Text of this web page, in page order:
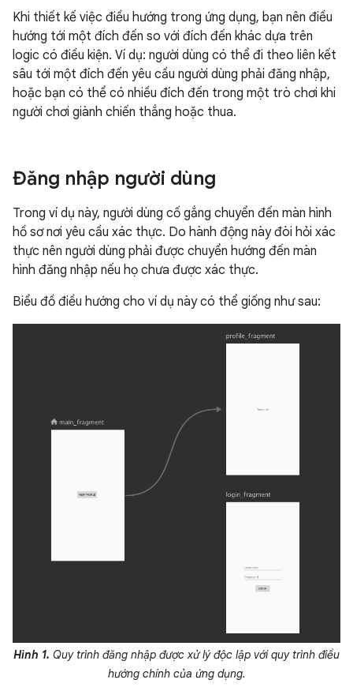
Khi thiết kế việc điều hướng trong ứng dụng, bạn nên điều
hướng tới một đích đến so với đích đến khác dựa trên
logic có điều kiện. Ví dụ: người dùng có thể đi theo liên kết
sâu tới một đích đến yêu cầu người dùng phải đăng nhập,
hoặc bạn có thể có nhiều đích đến trong một trò chơi khi
người chơi giành chiến thắng hoặc thua.
Đăng nhập người dùng
Trong ví dụ này, người dùng cố gắng chuyển đến màn hình
hồ sơ nơi yêu cầu xác thực. Do hành động này đòi hỏi xác
thực nên người dùng phải được chuyển hướng đến màn
hình đăng nhập nếu họ chưa được xác thực.
Biểu đồ điều hướng cho ví dụ này có thể giống như sau:
Hình 1. Quy trình đăng nhập được xử lý độc lập với quy trình điều
hướng chính của ứng dụng.